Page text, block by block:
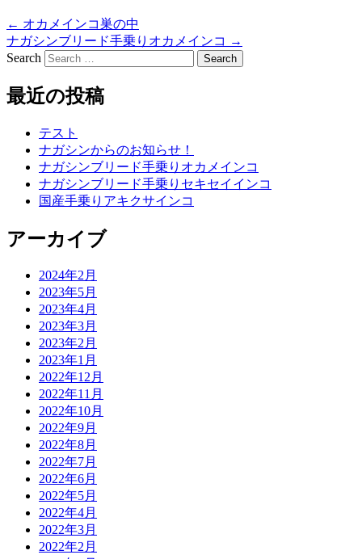
← オカメインコ巣の中
ナガシンブリード手乗りオカメインコ →
Search
最近の投稿
テスト
ナガシンからのお知らせ！
ナガシンブリード手乗りオカメインコ
ナガシンブリード手乗りセキセイインコ
国産手乗りアキクサインコ
アーカイブ
2024年2月
2023年5月
2023年4月
2023年3月
2023年2月
2023年1月
2022年12月
2022年11月
2022年10月
2022年9月
2022年8月
2022年7月
2022年6月
2022年5月
2022年4月
2022年3月
2022年2月